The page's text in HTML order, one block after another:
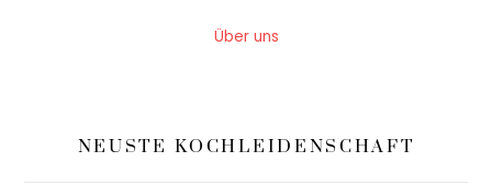
Über uns
NEUSTE KOCHLEIDENSCHAFT